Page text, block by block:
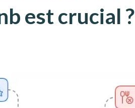
est crucial ?